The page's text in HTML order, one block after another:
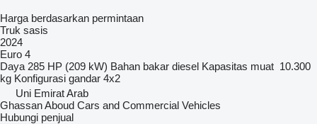
Harga berdasarkan permintaan
Truk sasis
2024
Euro 4
Daya 285 HP (209 kW) Bahan bakar diesel Kapasitas muat 10.300
kg Konfigurasi gandar 4x2
Uni Emirat Arab
Ghassan Aboud Cars and Commercial Vehicles
Hubungi penjual